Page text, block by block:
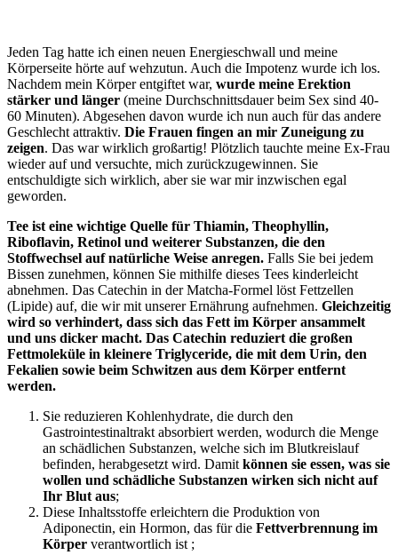
Jeden Tag hatte ich einen neuen Energieschwall und meine
Körperseite hörte auf wehzutun. Auch die Impotenz wurde ich los.
Nachdem mein Körper entgiftet war, wurde meine Erektion
stärker und länger (meine Durchschnittsdauer beim Sex sind 40-
60 Minuten). Abgesehen davon wurde ich nun auch für das andere
Geschlecht attraktiv. Die Frauen fingen an mir Zuneigung zu
zeigen. Das war wirklich großartig! Plötzlich tauchte meine Ex-Frau
wieder auf und versuchte, mich zurückzugewinnen. Sie
entschuldigte sich wirklich, aber sie war mir inzwischen egal
geworden.
Tee ist eine wichtige Quelle für Thiamin, Theophyllin,
Riboflavin, Retinol und weiterer Substanzen, die den
Stoffwechsel auf natürliche Weise anregen. Falls Sie bei jedem
Bissen zunehmen, können Sie mithilfe dieses Tees kinderleicht
abnehmen. Das Catechin in der Matcha-Formel löst Fettzellen
(Lipide) auf, die wir mit unserer Ernährung aufnehmen. Gleichzeitig
wird so verhindert, dass sich das Fett im Körper ansammelt
und uns dicker macht. Das Catechin reduziert die großen
Fettmoleküle in kleinere Triglyceride, die mit dem Urin, den
Fekalien sowie beim Schwitzen aus dem Körper entfernt
werden.
Sie reduzieren Kohlenhydrate, die durch den
Gastrointestinaltrakt absorbiert werden, wodurch die Menge
an schädlichen Substanzen, welche sich im Blutkreislauf
befinden, herabgesetzt wird. Damit können sie essen, was sie
wollen und schädliche Substanzen wirken sich nicht auf
Ihr Blut aus;
Diese Inhaltsstoffe erleichtern die Produktion von
Adiponectin, ein Hormon, das für die Fettverbrennung im
Körper verantwortlich ist ;